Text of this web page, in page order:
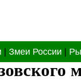
Змеи России